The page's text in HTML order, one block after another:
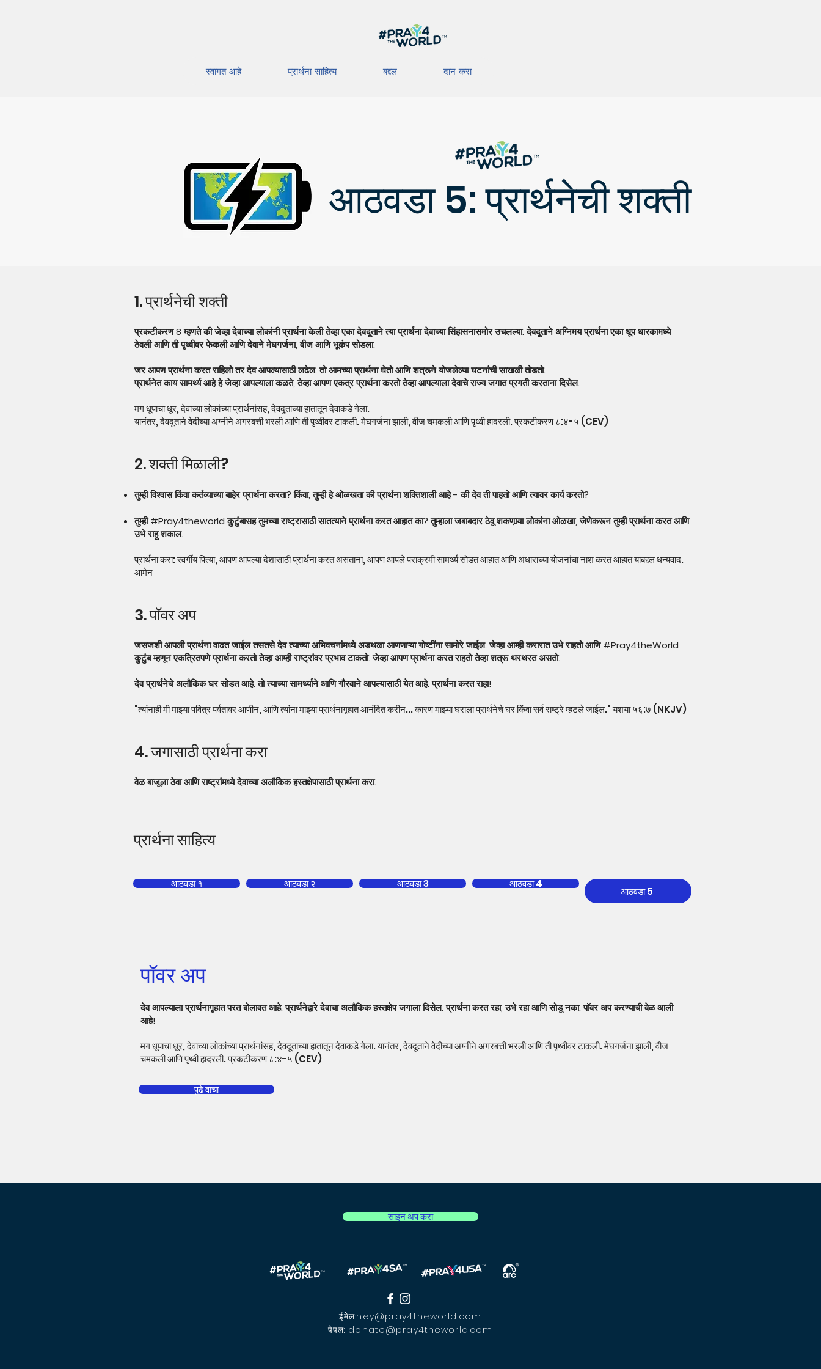
स्वागत आहे प्रार्थना साहित्य बद्दल दान करा
आठवडा 5: प्रार्थनेची शक्ती
1. प्रार्थनेची शक्ती
प्रकटीकरण 8 म्हणते की जेव्हा देवाच्या लोकांनी प्रार्थना केली तेव्हा एका देवदूताने त्या प्रार्थना देवाच्या सिंहासनासमोर उचलल्या. देवदूताने अग्निमय प्रार्थना एका धूप धारकामध्ये
ठेवली आणि ती पृथ्वीवर फेकली आणि देवाने मेघगर्जना, वीज आणि भूकंप सोडला.
जर आपण प्रार्थना करत राहिलो तर देव आपल्यासाठी लढेल. तो आमच्या प्रार्थना घेतो आणि शत्रूने योजलेल्या घटनांची साखळी तोडतो.
प्रार्थनेत काय सामर्थ्य आहे हे जेव्हा आपल्याला कळते, तेव्हा आपण एकत्र प्रार्थना करतो तेव्हा आपल्याला देवाचे राज्य जगात प्रगती करताना दिसेल.
मग धूपाचा धूर, देवाच्या लोकांच्या प्रार्थनांसह, देवदूताच्या हातातून देवाकडे गेला.
यानंतर, देवदूताने वेदीच्या अग्नीने अगरबत्ती भरली आणि ती पृथ्वीवर टाकली. मेघगर्जना झाली, वीज चमकली आणि पृथ्वी हादरली. प्रकटीकरण ८:४-५ (CEV)
2. शक्ती मिळाली?
तुम्ही विश्वास किंवा कर्तव्याच्या बाहेर प्रार्थना करता? किंवा, तुम्ही हे ओळखता की प्रार्थना शक्तिशाली आहे - की देव ती पाहतो आणि त्यावर कार्य करतो?
तुम्ही #Pray4theworld कुटुंबासह तुमच्या राष्ट्रासाठी सातत्याने प्रार्थना करत आहात का? तुम्‍हाला जबाबदार ठेवू शकणार्‍या लोकांना ओळखा, जेणेकरून तुम्‍ही प्रार्थना करत आणि
उभे राहू शकाल.
प्रार्थना करा: स्वर्गीय पित्या, आपण आपल्या देशासाठी प्रार्थना करत असताना, आपण आपले पराक्रमी सामर्थ्य सोडत आहात आणि अंधाराच्या योजनांचा नाश करत आहात याबद्दल धन्यवाद.
आमेन
3. पॉवर अप
जसजशी आपली प्रार्थना वाढत जाईल तसतसे देव त्याच्या अभिवचनांमध्ये अडथळा आणणाऱ्या गोष्टींना सामोरे जाईल. जेव्हा आम्ही करारात उभे राहतो आणि #Pray4theWorld
कुटुंब म्हणून एकत्रितपणे प्रार्थना करतो तेव्हा आम्ही राष्ट्रांवर प्रभाव टाकतो. जेव्हा आपण प्रार्थना करत राहतो तेव्हा शत्रू थरथरत असतो.
देव प्रार्थनेचे अलौकिक घर सोडत आहे. तो त्याच्या सामर्थ्याने आणि गौरवाने आपल्यासाठी येत आहे. प्रार्थना करत राहा!
"त्यांनाही मी माझ्या पवित्र पर्वतावर आणीन, आणि त्यांना माझ्या प्रार्थनागृहात आनंदित करीन... कारण माझ्या घराला प्रार्थनेचे घर किंवा सर्व राष्ट्रे म्हटले जाईल." यशया ५६:७ (NKJV)
4. जगासाठी प्रार्थना करा
वेळ बाजूला ठेवा आणि राष्ट्रांमध्ये देवाच्या अलौकिक हस्तक्षेपासाठी प्रार्थना करा.
प्रार्थना साहित्य
आठवडा १ आठवडा २ आठवडा 3 आठवडा 4
आठवडा 5
पॉवर अप
देव आपल्याला प्रार्थनागृहात परत बोलावत आहे. प्रार्थनेद्वारे देवाचा अलौकिक हस्तक्षेप जगाला दिसेल. प्रार्थना करत रहा, उभे रहा आणि सोडू नका. पॉवर अप करण्याची वेळ आली
आहे!
मग धूपाचा धूर, देवाच्या लोकांच्या प्रार्थनांसह, देवदूताच्या हातातून देवाकडे गेला. यानंतर, देवदूताने वेदीच्या अग्नीने अगरबत्ती भरली आणि ती पृथ्वीवर टाकली. मेघगर्जना झाली, वीज
चमकली आणि पृथ्वी हादरली. प्रकटीकरण ८:४-५ (CEV)
पुढे वाचा
साइन अप करा
ईमेल:hey@pray4theworld.com
पेपल: donate@pray4theworld.com